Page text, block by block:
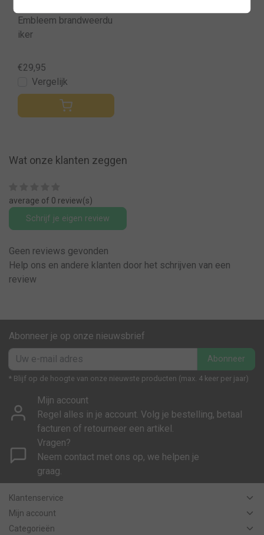
Embleem brandweerdu
iker
€29,95
Vergelijk
Wat onze klanten zeggen
average of 0 review(s)
Schrijf je eigen review
Geen reviews gevonden
Help ons en andere klanten door het schrijven van een
review
Abonneer je op onze nieuwsbrief
Abonneer
* Blijf op de hoogte van onze nieuwste producten (max. 4 keer per jaar)
Mijn account
Regel alles in je account. Volg je bestelling, betaal
facturen of retourneer een artikel.
Vragen?
Neem contact met ons op, we helpen je
graag.
Klantenservice
Mijn account
Categorieën